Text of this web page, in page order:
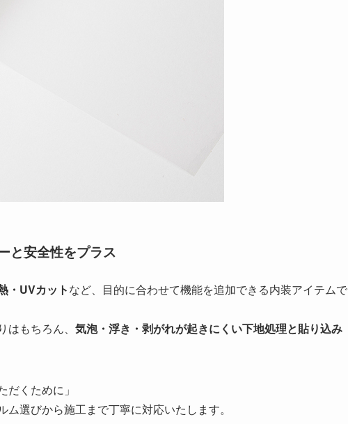
と安全性をプラス
・UVカットなど、目的に合わせて機能を追加できる内装アイテムで
もちろん、 気泡・浮き・剥がれが起きにくい下地処理と貼り込み
だくために」
選びから施工まで丁寧に対応いたします。